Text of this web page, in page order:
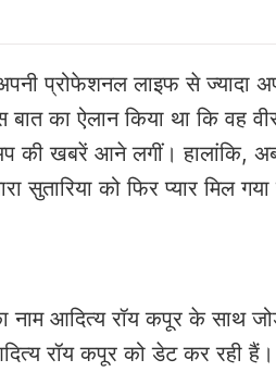
प्रोफेशनल लाइफ से ज्यादा
का ऐलान किया था कि वह
की खबरें आने लगीं।
सुतारिया को फिर प्यार
नाम आदित्य रॉय कपूर के साथ
रॉय कपूर को डेट कर रही